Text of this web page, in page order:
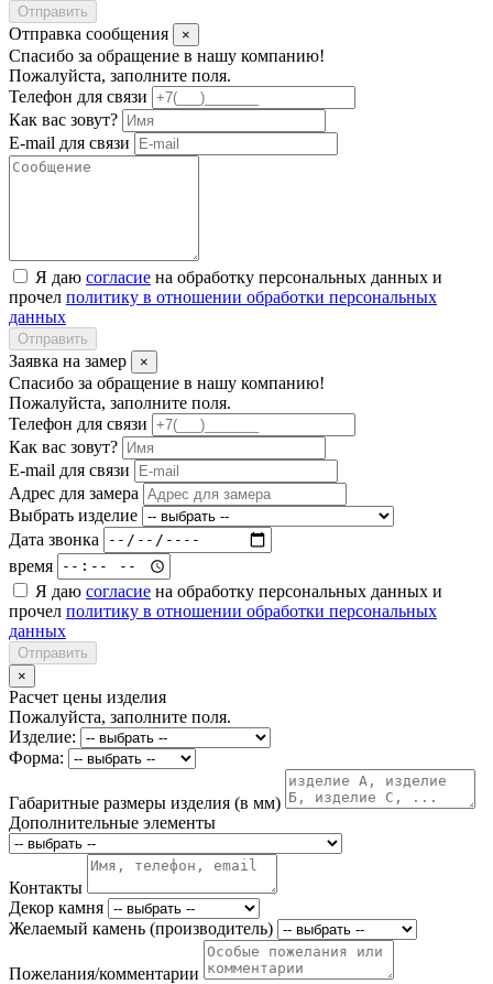
Отправить
Отправка сообщения ×
Спасибо за обращение в нашу компанию!
Пожалуйста, заполните поля.
Телефон для связи
Как вас зовут?
E-mail для связи
Я даю согласие на обработку персональных данных и
прочел политику в отношении обработки персональных
данных
Отправить
Заявка на замер ×
Спасибо за обращение в нашу компанию!
Пожалуйста, заполните поля.
Телефон для связи
Как вас зовут?
E-mail для связи
Адрес для замера
Выбрать изделие
Дата звонка
время
Я даю согласие на обработку персональных данных и
прочел политику в отношении обработки персональных
данных
Отправить
×
Расчет цены изделия
Пожалуйста, заполните поля.
Изделие:
Форма:
Габаритные размеры изделия (в мм)
Дополнительные элементы
Контакты
Декор камня
Желаемый камень (производитель)
Пожелания/комментарии